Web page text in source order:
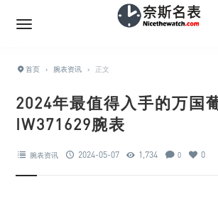
首页 › 腕表资讯 › 正文
2024年最值得入手的万国
IW371629腕表
腕表资讯 2024-05-07 1,734 0 0